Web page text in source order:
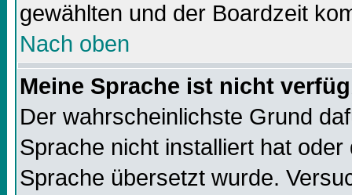
gewählten und der Boardzeit
Nach oben
Meine Sprache ist nicht
Der wahrscheinlichste Grund
Sprache nicht installiert hat
Sprache übersetzt wurde.